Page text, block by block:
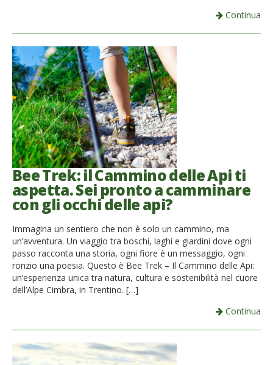
Continua
Bee Trek: il Cammino delle Api ti
aspetta. Sei pronto a camminare
con gli occhi delle api?
Immagina un sentiero che non è solo un cammino, ma
un’avventura. Un viaggio tra boschi, laghi e giardini dove ogni
passo racconta una storia, ogni fiore è un messaggio, ogni
ronzio una poesia. Questo è Bee Trek – Il Cammino delle Api:
un’esperienza unica tra natura, cultura e sostenibilità nel cuore
dell’Alpe Cimbra, in Trentino. […]
Continua